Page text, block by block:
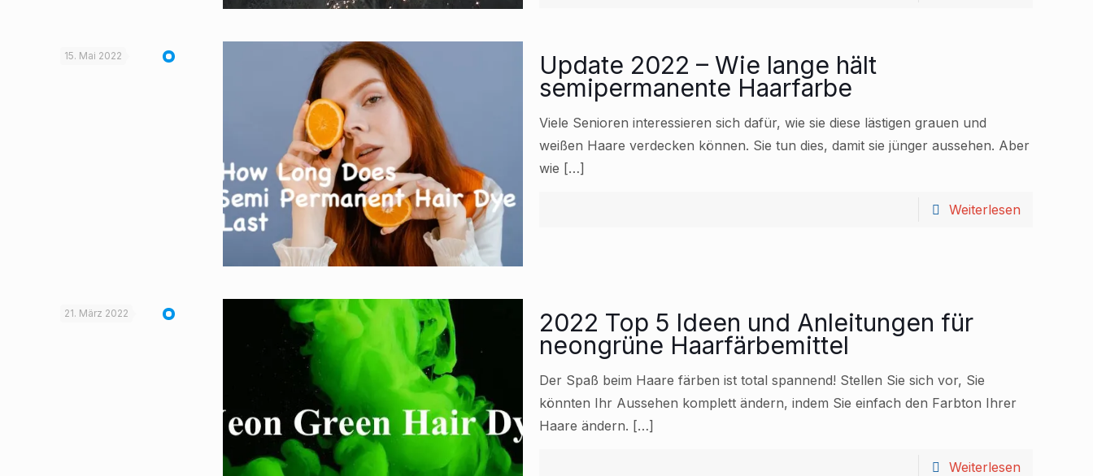
15. Mai 2022 Update 2022 – Wie lange hält
semipermanente Haarfarbe
Viele Senioren interessieren sich dafür, wie sie diese lästigen grauen und
weißen Haare verdecken können. Sie tun dies, damit sie jünger aussehen. Aber
wie […]
Weiterlesen
21. März 2022 2022 Top 5 Ideen und Anleitungen für
neongrüne Haarfärbemittel
Der Spaß beim Haare färben ist total spannend! Stellen Sie sich vor, Sie
könnten Ihr Aussehen komplett ändern, indem Sie einfach den Farbton Ihrer
Haare ändern. […]
Weiterlesen